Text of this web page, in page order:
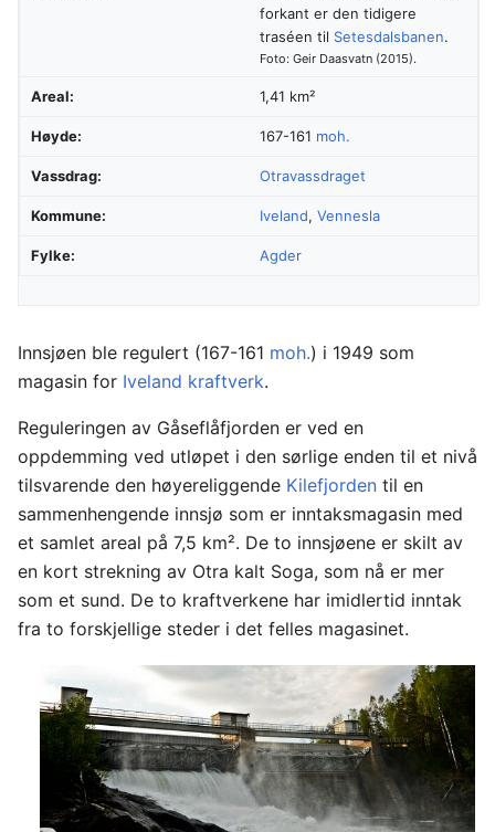
forkant er den tidigere
traséen til Setesdalsbanen.
Foto: Geir Daasvatn (2015).
Areal: 1,41 km²
Høyde: 167-161 moh.
Vassdrag: Otravassdraget
Kommune: Iveland, Vennesla
Fylke: Agder
Innsjøen ble regulert (167-161 moh.) i 1949 som
magasin for Iveland kraftverk.
Reguleringen av Gåseflåfjorden er ved en
oppdemming ved utløpet i den sørlige enden til et nivå
tilsvarende den høyereliggende Kilefjorden til en
sammenhengende innsjø som er inntaksmagasin med
et samlet areal på 7,5 km². De to innsjøene er skilt av
en kort strekning av Otra kalt Soga, som nå er mer
som et sund. De to kraftverkene har imidlertid inntak
fra to forskjellige steder i det felles magasinet.